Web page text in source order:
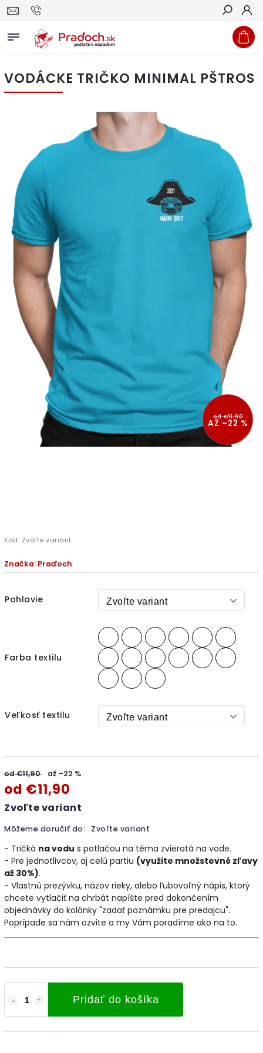
Hľadať
VODÁCKE TRIČKO MINIMAL PŠTROS
od €11,90
AŽ –22 %
Kód: Zvoľte variant
Značka: Praďoch
Pohlavie
Farba textilu
Veľkosť textilu
od €11,90 až –22 %
od €11,90
Zvoľte variant
Môžeme doručiť do: Zvoľte variant
Pridať do košíka
- Tričká na vodu s potlačou na téma zvieratá na vode.
- Pre jednotlivcov, aj celú partiu (využite množstevné zľavy
až 30%).
- Vlastnú prezývku, názov rieky, alebo ľubovoľný nápis, ktorý
chcete vytlačiť na chrbát napíšte pred dokončením
objednávky do kolónky "zadať poznámku pre predajcu".
Poprípade sa nám ozvite a my Vám poradíme ako na to.